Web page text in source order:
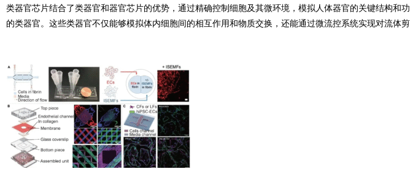
类器官芯片结合了类器官和器官芯片的优势，通过精确控制细胞及其微环境，模拟人体器官的关键结构和
的类器官。这些类器官不仅能够模拟体内细胞间的相互作用和物质交换，还能通过微流控系统实现对流体